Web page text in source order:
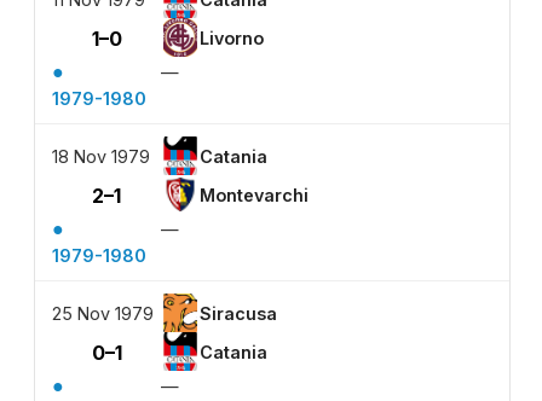
1–0 Livorno
●
—
1979-1980
18 Nov 1979 Catania
2–1 Montevarchi
●
—
1979-1980
25 Nov 1979 Siracusa
0–1 Catania
●
—